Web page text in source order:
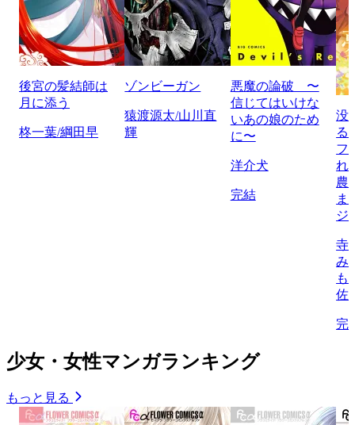
後宮の髪結師は
月に添う
柊一葉/綱田早
ゾンビーガン
猿渡源太/山川直
輝
悪魔の論破 〜
信じてはいけな
いあの娘のため
に〜
洋介犬
完結
没
る
フ
れ
農
ま
ジ
寺
み
も
佐
完
少女・女性マンガランキング
もっと見る